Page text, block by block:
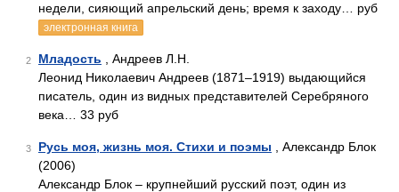
недели, сияющий апрельский день; время к заходу… руб
электронная книга
2 Младость , Андреев Л.Н.
Леонид Николаевич Андреев (1871–1919) выдающийся
писатель, один из видных представителей Серебряного
века… 33 руб
3 Русь моя, жизнь моя. Стихи и поэмы , Александр Блок
(2006)
Александр Блок – крупнейший русский поэт, один из